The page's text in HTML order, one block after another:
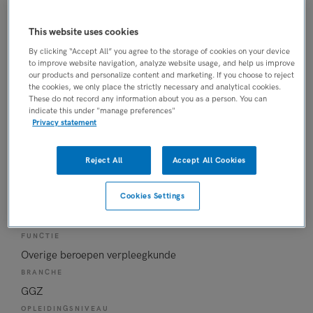
GGZ
OPLEIDINGSNIVEAU
MBO
DIENSTVERBAND
Parttime
07-07-2026
Ambulant Verpleegkundige FACT
Arkin Jeugd & Gezin, Amsterdam
FUNCTIE
Overige beroepen verpleegkunde
BRANCHE
GGZ
OPLEIDINGSNIVEAU
This website uses cookies
By clicking “Accept All” you agree to the storage of cookies on your device
to improve website navigation, analyze website usage, and help us improve
our products and personalize content and marketing. If you choose to reject
the cookies, we only place the strictly necessary and analytical cookies.
These do not record any information about you as a person. You can
indicate this under "manage preferences"
Privacy statement
Reject All Accept All Cookies
Cookies Settings